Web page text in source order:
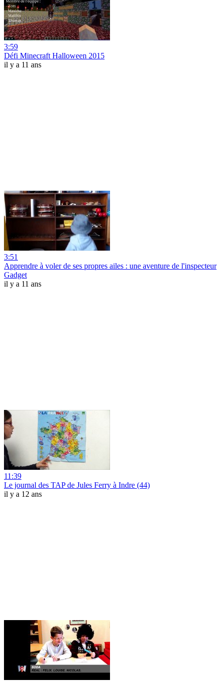
3:59
Défi Minecraft Halloween 2015
il y a 11 ans
3:51
Apprendre à voler de ses propres ailes : une aventure de l'inspecteur
Gadget
il y a 11 ans
11:39
Le journal des TAP de Jules Ferry à Indre (44)
il y a 12 ans